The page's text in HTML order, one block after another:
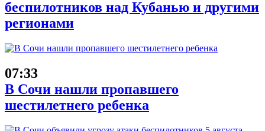
беспилотников над Кубанью и другими
регионами
07:33
В Сочи нашли пропавшего
шестилетнего ребенка